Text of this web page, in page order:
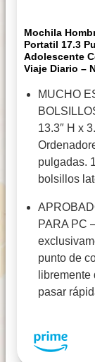
Mochila
Portatil 17.3
Adolescente
Viaje Diario –
MUCHO
13.3″ H x
pulgadas.
bolsillos
PARA PC
punto de
pasar